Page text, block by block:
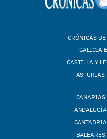
CRÓNICAS
GALICIA
CASTILLA Y
ASTURIAS
CANARIAS
BALEARES